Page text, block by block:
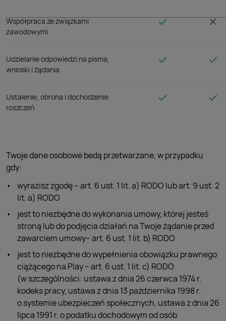
Współpraca ze związkami
zawodowymi
Udzielanie odpowiedzi na pisma,
wnioski i żądania
Ustalenie, obrona i dochodzenie
roszczeń
Twoje dane osobowe bedą przetwarzane, w przypadku
gdy:
wyrazisz zgodę – art. 6 ust. 1 lit. a) RODO lub art. 9 ust. 2
lit. a) RODO
jest to niezbędne do wykonania umowy, której jesteś
stroną lub do podjęcia działań na Twoje żądanie przed
zawarciem umowy– art. 6 ust. 1 lit. b) RODO
jest to niezbędne do wypełnienia obowiązku prawnego
ciążącego na Play – art. 6 ust. 1 lit. c) RODO
(w szczególności: ustawa z dnia 26 czerwca 1974 r.
kodeks pracy, ustawa z dnia 13 października 1998 r.
o systemie ubezpieczeń społecznych, ustawa z dnia 26
lipca 1991 r. o podatku dochodowym od osób